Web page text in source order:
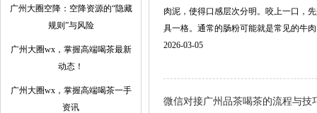
‌广州大圈空降‌：空降资源的“隐藏
规则”与风险
广州大圈wx，掌握高端喝茶最新
动态！
广州大圈wx，掌握高端喝茶一手
资讯
肉泥，使得口感层次分明。咬上一口，
具一格。通常的肠粉可能就是常见的牛
2026-03-05
微信对接广州品茶喝茶的流程与技